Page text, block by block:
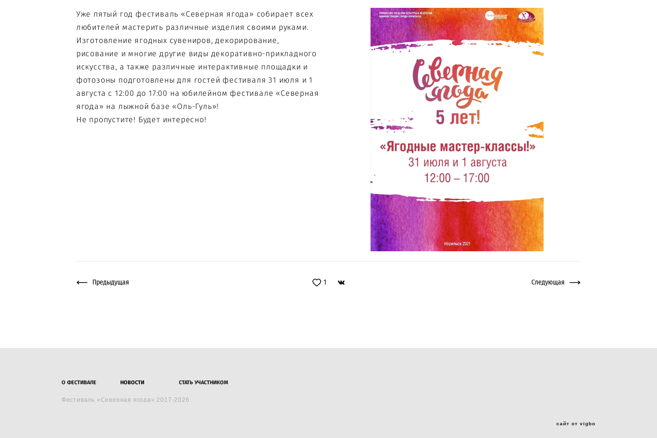
Уже пятый год фестиваль «Северная ягода» собирает всех
любителей мастерить различные изделия своими руками.
Изготовление ягодных сувениров, декорирование,
рисование и многие другие виды декоративно-прикладного
искусства, а также различные интерактивные площадки и
фотозоны подготовлены для гостей фестиваля 31 июля и 1
августа с 12:00 до 17:00 на юбилейном фестивале «Северная
ягода» на лыжной базе «Оль-Гуль»!
Не пропустите! Будет интересно!
1
Предыдущая Следующая
О ФЕСТИВАЛЕ НОВОСТИ СТАТЬ УЧАСТНИКОМ
Фестиваль «Северная ягода» 2017-2026
сайт от vigbo